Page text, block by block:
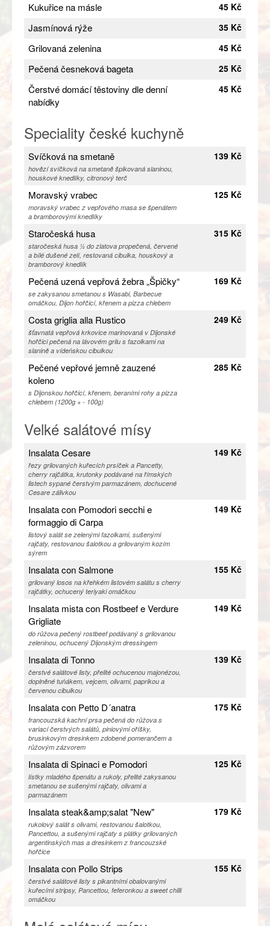
Kukuřice na másle 45 Kč
Jasmínová rýže 35 Kč
Grilovaná zelenina 45 Kč
Pečená česneková bageta 25 Kč
Čerstvé domácí těstoviny dle denní
nabídky
45 Kč
Speciality české kuchyně
Svíčková na smetaně
hovězí svíčková na smetaně špikovaná slaninou,
houskové knedlíky, citronový terč
139 Kč
Moravský vrabec
moravský vrabec z vepřového masa se špenátem
a bramborovými knedlíky
125 Kč
Staročeská husa
staročeská husa ½ do zlatova propečená, červené
a bílé dušené zelí, restovaná cibulka, houskový a
bramborový knedlík
315 Kč
Pečená uzená vepřová žebra „Špičky“
se zakysanou smetanou s Wasabi, Barbecue
omáčkou, Dijon hořčicí, křenem a pizza chlebem
169 Kč
Costa griglia alla Rustico
šťavnatá vepřová krkovice marinovaná v Dijonské
hořčici pečená na lávovém grilu s fazolkami na
slanině a vídeňskou cibulkou
249 Kč
Pečené vepřové jemně zauzené
koleno
s Dijonskou hořčicí, křenem, beraními rohy a pizza
chlebem (1200g + - 100g)
285 Kč
Velké salátové mísy
Insalata Cesare
řezy grilovaných kuřecích prsíček a Pancetty,
cherry rajčátka, krutonky podávané na římských
listech sypané čerstvým parmazánem, dochucené
Cesare zálivkou
149 Kč
Insalata con Pomodori secchi e
formaggio di Carpa
listový salát se zelenými fazolkami, sušenými
rajčaty, restovanou šalotkou a grilovaným kozím
sýrem
149 Kč
Insalata con Salmone
grilovaný losos na křehkém listovém salátu s cherry
rajčátky, ochucený teriyaki omáčkou
155 Kč
Insalata mista con Rostbeef e Verdure
Grigliate
do růžova pečený rostbeef podávaný s grilovanou
zeleninou, ochucený Dijonským dressingem
149 Kč
Insalata di Tonno
čerstvé salátové listy, přelité ochucenou majonézou,
doplněné tuňákem, vejcem, olivami, paprikou a
červenou cibulkou
139 Kč
Insalata con Petto D´anatra
francouzská kachní prsa pečená do růžova s
variací čerstvých salátů, piniovými oříšky,
brusinkovým dresinkem zdobené pomerančem a
růžovým zázvorem
175 Kč
Insalata di Spinaci e Pomodori
lístky mladého špenátu a rukoly, přelité zakysanou
smetanou se sušenými rajčaty, olivami a
parmazánem
125 Kč
Insalata steak&amp;salat "New"
rukolový salát s olivami, restovanou šalotkou,
Pancettou, a sušenými rajčaty s plátky grilovaných
argentinských mas a dresinkem z francouzské
hořčice
179 Kč
Insalata con Pollo Strips
čerstvé salátové listy s pikantními obalovanými
kuřecími stripsy, Pancettou, feferonkou a sweet chilli
omáčkou
155 Kč